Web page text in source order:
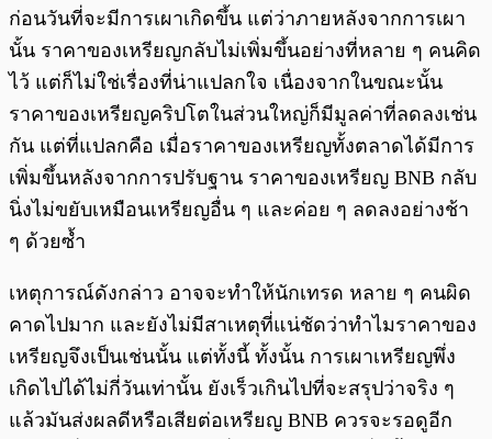
ก่อนวันที่จะมีการเผาเกิดขึ้น แต่ว่าภายหลังจากการเผา
นั้น ราคาของเหรียญกลับไม่เพิ่มขึ้นอย่างที่หลาย ๆ คนคิด
ไว้ แต่ก็ไม่ใช่เรื่องที่น่าแปลกใจ เนื่องจากในขณะนั้น
ราคาของเหรียญคริปโตในส่วนใหญ่ก็มีมูลค่าที่ลดลงเช่น
กัน แต่ที่แปลกคือ เมื่อราคาของเหรียญทั้งตลาดได้มีการ
เพิ่มขึ้นหลังจากการปรับฐาน ราคาของเหรียญ BNB กลับ
นิ่งไม่ขยับเหมือนเหรียญอื่น ๆ และค่อย ๆ ลดลงอย่างช้า
ๆ ด้วยซ้ำ
เหตุการณ์ดังกล่าว อาจจะทำให้นักเทรด หลาย ๆ คนผิด
คาดไปมาก และยังไม่มีสาเหตุที่แน่ชัดว่าทำไมราคาของ
เหรียญจึงเป็นเช่นนั้น แต่ทั้งนี้ ทั้งนั้น การเผาเหรียญพึ่ง
เกิดไปได้ไม่กี่วันเท่านั้น ยังเร็วเกินไปที่จะสรุปว่าจริง ๆ
แล้วมันส่งผลดีหรือเสียต่อเหรียญ BNB ควรจะรอดูอีก